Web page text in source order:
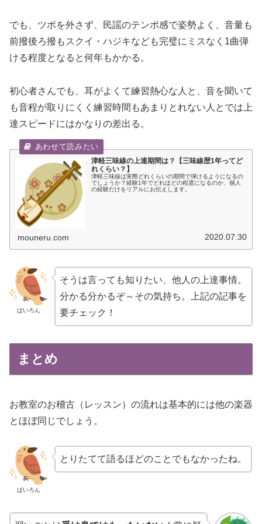
でも、ツボを外さず、民謡のテンポ感で姿勢よく、音量も
前撥後ろ撥もスクイ・ハジキなども完璧にミスなく1曲弾
ける程度となると何年もかかる。
初心者さんでも、耳がよくて練習熱心な人と、音を聞いて
も音程が取りにくく練習時間もあまりとれない人とでは上
達スピードにはかなりの差出る。
津軽三味線の上達期間は？【三味線歴1年ってど
れくらい？】
津軽三味線は実際どれくらいの期間で弾けるようになるの
でしょうか？経験1年でどれほどの程度になるのか、個人
の経験だけをリアルにお伝えします。
mouneru.com 2020.07.30
ばいろん
そうは言っても知りたい、他人の上達事情。
分かる分かるぞ～その気持ち。上記の記事を
要チェック！
まとめ
お教室のお稽古（レッスン）の流れは基本的には他の楽器
とほぼ同じでしょう。
ばいろん
とりたてて語るほどのことでもなかったね。